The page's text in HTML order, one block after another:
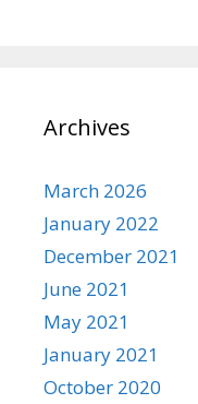
Archives
March 2026
January 2022
December 2021
June 2021
May 2021
January 2021
October 2020